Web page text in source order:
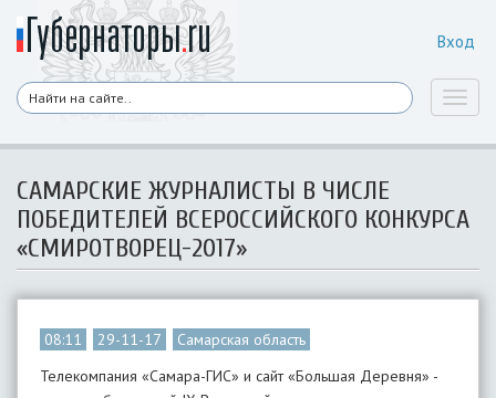
Вход
САМАРСКИЕ ЖУРНАЛИСТЫ В ЧИСЛЕ
ПОБЕДИТЕЛЕЙ ВСЕРОССИЙСКОГО КОНКУРСА
«СМИРОТВОРЕЦ-2017»
08:11 29-11-17
Самарская область
Телекомпания «Самара-ГИС» и сайт «Большая Деревня» -